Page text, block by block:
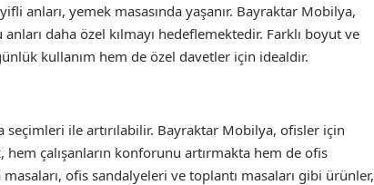
anları, yemek masasında yaşanır. Bayraktar Mobilya,
daha özel kılmayı hedeflemektedir. Farklı boyut ve
kullanım hem de özel davetler için idealdir.
seçimleri ile artırılabilir. Bayraktar Mobilya, ofisler için
çalışanların konforunu artırmakta hem de ofis
ofis sandalyeleri ve toplantı masaları gibi ürünler,